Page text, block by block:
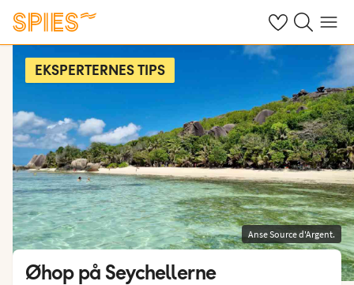
Se dine gemte
Søg påMenu
EKSPERTERNES TIPS
Anse Source d'Argent.
Øhop på Seychellerne